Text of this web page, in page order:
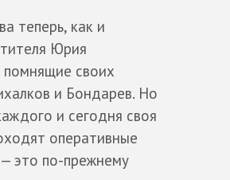
теперь, как и
Юрия
своих
и Бондарев. Но
и сегодня своя
оперативные
это по-прежнему